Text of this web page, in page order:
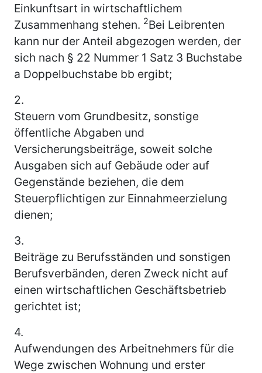
Einkunftsart in wirtschaftlichem
Zusammenhang stehen. 2Bei Leibrenten
kann nur der Anteil abgezogen werden, der
sich nach § 22 Nummer 1 Satz 3 Buchstabe
a Doppelbuchstabe bb ergibt;
2.
Steuern vom Grundbesitz, sonstige
öffentliche Abgaben und
Versicherungsbeiträge, soweit solche
Ausgaben sich auf Gebäude oder auf
Gegenstände beziehen, die dem
Steuerpflichtigen zur Einnahmeerzielung
dienen;
3.
Beiträge zu Berufsständen und sonstigen
Berufsverbänden, deren Zweck nicht auf
einen wirtschaftlichen Geschäftsbetrieb
gerichtet ist;
4.
Aufwendungen des Arbeitnehmers für die
Wege zwischen Wohnung und erster